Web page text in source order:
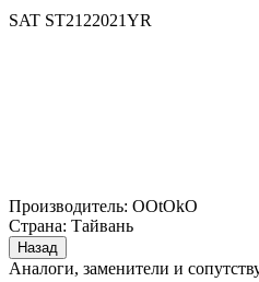
SAT ST2122021YR
Производитель: OOtOkO
Страна: Тайвань
Аналоги, заменители и